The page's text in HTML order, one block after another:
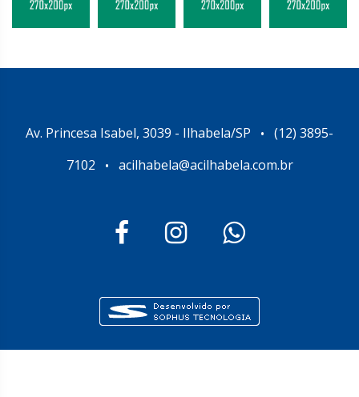
Av. Princesa Isabel, 3039 - Ilhabela/SP •
(12) 3895-
7102
• acilhabela@acilhabela.com.br